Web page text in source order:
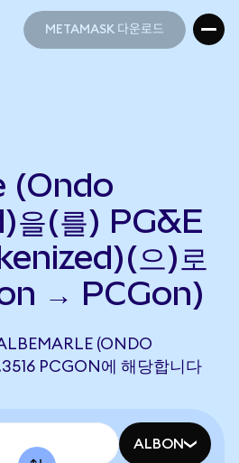
METAMASK 다운로드
(Ondo
을(를) PG&E
으)로
→ PCGon)
(ONDO
PCGON에 해당합니다
ALBON